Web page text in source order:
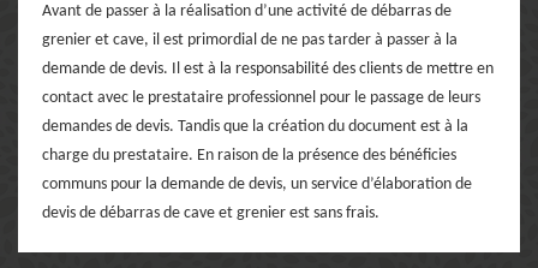
Avant de passer à la réalisation d’une activité de débarras de
grenier et cave, il est primordial de ne pas tarder à passer à la
demande de devis. Il est à la responsabilité des clients de mettre en
contact avec le prestataire professionnel pour le passage de leurs
demandes de devis. Tandis que la création du document est à la
charge du prestataire. En raison de la présence des bénéficies
communs pour la demande de devis, un service d’élaboration de
devis de débarras de cave et grenier est sans frais.